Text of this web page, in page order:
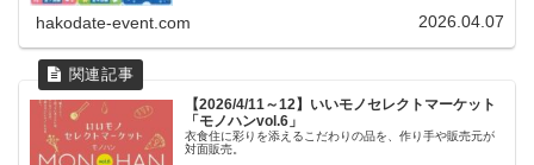
hakodate-event.com 2026.04.07
【2026/4/11～12】いいモノセレクトマーケット
「モノハンvol.6」
衣食住に彩りを添えるこだわりの品を、作り手や販売元が
対面販売。